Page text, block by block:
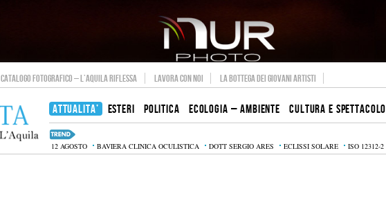
CATALOGO FOTOGRAFICO – L’AQUILA RIFLESSA LAVORA CON NOI LA BOTTEGA DEI GIOVANI ARTISTI
ATTUALITA’ ESTERI POLITICA ECOLOGIA – AMBIENTE CULTURA E SPETTACOLO
12 AGOSTO BAVIERA CLINICA OCULISTICA DOTT SERGIO ARES ECLISSI SOLARE ISO 12312-2